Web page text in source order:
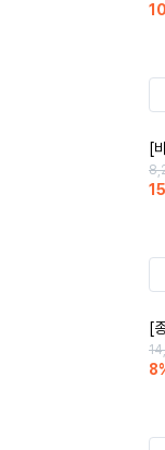
10
[
15
[
8